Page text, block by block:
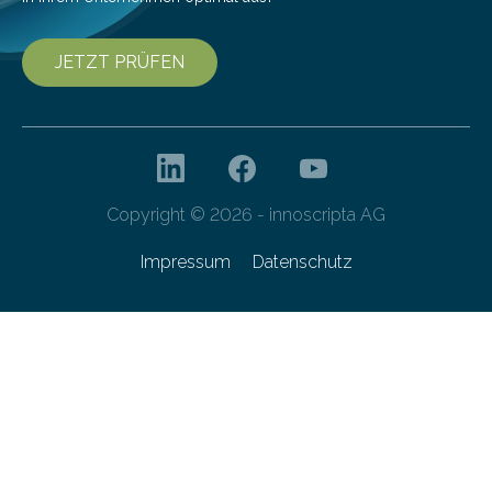
JETZT PRÜFEN
Copyright © 2026 - innoscripta AG
Impressum Datenschutz